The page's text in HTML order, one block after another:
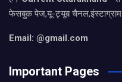
फेसबुक पेज,यू-ट्यूब चैनल,इंस्टाग्राम
Email: @gmail.com
Important Pages